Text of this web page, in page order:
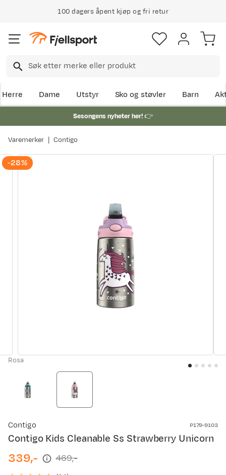
100 dagers åpent kjøp og fri retur
Herre Dame Utstyr Sko og støvler Barn
Sesongens nyheter her!👉
Varemerker Contigo
-28%
Rosa
Contigo P179-9103
Contigo Kids Cleanable Ss Strawberry Unicorn
discounted
339,-
original 469,-